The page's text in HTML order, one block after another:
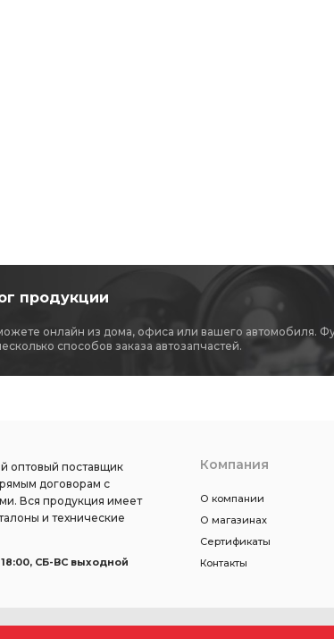
продукции
онлайн из дома, офиса или вашего автомобиля.
способов заказа автозапчастей.
оптовый поставщик
договорам с
Вся продукция имеет
и технические
СБ-ВС выходной
Компания
О компании
О магазинах
Сертификаты
Контакты